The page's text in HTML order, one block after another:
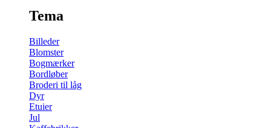
Tema
Billeder
Blomster
Bogmærker
Bordløber
Broderi til låg
Dyr
Etuier
Jul